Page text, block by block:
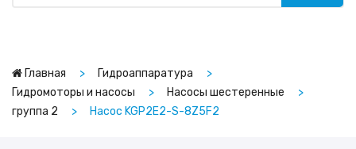
Главная
Гидроаппаратура
Гидромоторы и насосы
Насосы шестеренные
группа 2
Насос KGP2E2-S-8Z5F2